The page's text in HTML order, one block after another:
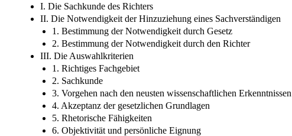
I. Die Sachkunde des Richters
II. Die Notwendigkeit der Hinzuziehung eines Sachverständigen
1. Bestimmung der Notwendigkeit durch Gesetz
2. Bestimmung der Notwendigkeit durch den Richter
III. Die Auswahlkriterien
1. Richtiges Fachgebiet
2. Sachkunde
3. Vorgehen nach den neusten wissenschaftlichen Erkenntnissen
4. Akzeptanz der gesetzlichen Grundlagen
5. Rhetorische Fähigkeiten
6. Objektivität und persönliche Eignung